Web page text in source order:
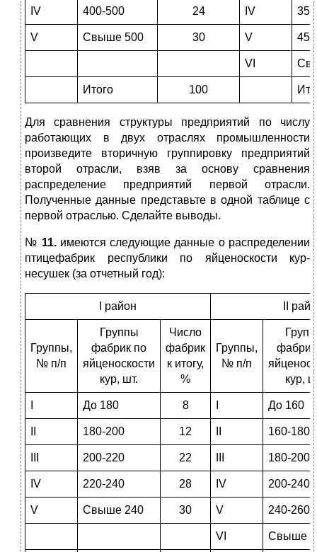
IV 400-500 24 IV
V Свыше 500 30 V
VI
Итого 100
Для сравнения структуры предприятий по числу
работающих в двух отраслях промышленности
произведите вторичную группировку предприятий
второй отрасли, взяв за основу сравнения
распределение предприятий первой отрасли.
Полученные данные представьте в одной таблице с
первой отраслью. Сделайте выводы.
№ 11. имеются следующие данные о распределении
птицефабрик республики по яйценоскости кур-
несушек (за отчетный год):
I район II
Группы,
№ п/п
Группы
фабрик по
яйценоскости
кур, шт.
Число
фабрик
к итогу,
%
Группы,
№ п/п
кур,
До 180 8 До 160
180-200 12 160-180
200-220 22 180-200
IV 220-240 28 IV 200-240
V Свыше 240 30 V 240-260
VI Свыше